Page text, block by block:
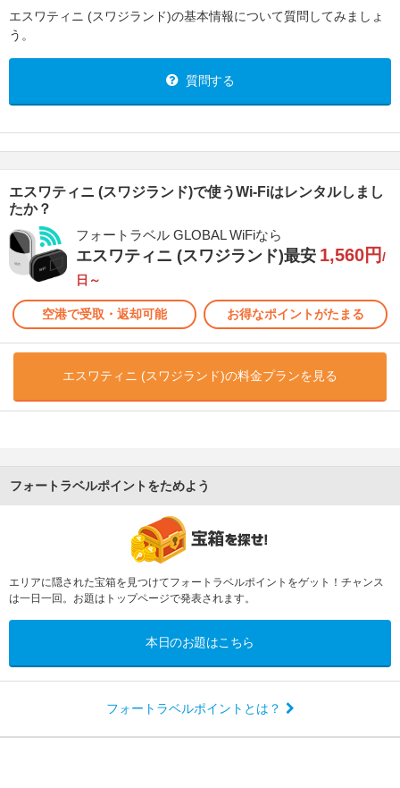
エスワティニ (スワジランド)の基本情報について質問してみましょ
う。
質問する
エスワティニ (スワジランド)で使うWi-Fiはレンタルしまし
たか？
フォートラベル GLOBAL WiFiなら
エスワティニ (スワジランド)最安 1,560円/
日～
空港で受取・返却可能 お得なポイントがたまる
エスワティニ (スワジランド)の料金プランを見る
フォートラベルポイントをためよう
エリアに隠された宝箱を見つけてフォートラベルポイントをゲット！チャンス
は一日一回。お題はトップページで発表されます。
本日のお題はこちら
フォートラベルポイントとは？